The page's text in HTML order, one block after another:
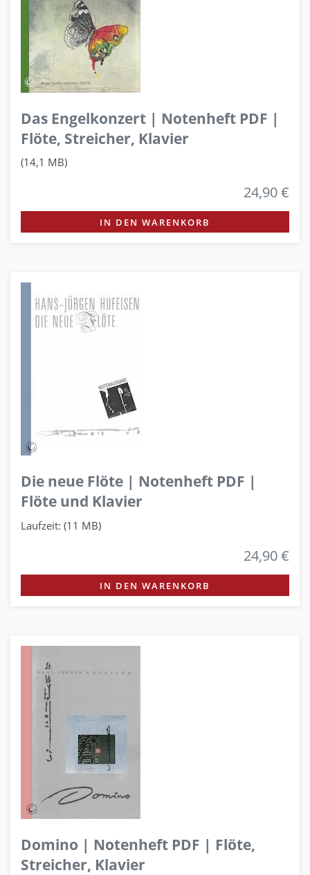
Das Engelkonzert | Notenheft PDF |
Flöte, Streicher, Klavier
(14,1 MB)
24,90 €
IN DEN WARENKORB
Die neue Flöte | Notenheft PDF |
Flöte und Klavier
Laufzeit: (11 MB)
24,90 €
IN DEN WARENKORB
Domino | Notenheft PDF | Flöte,
Streicher, Klavier